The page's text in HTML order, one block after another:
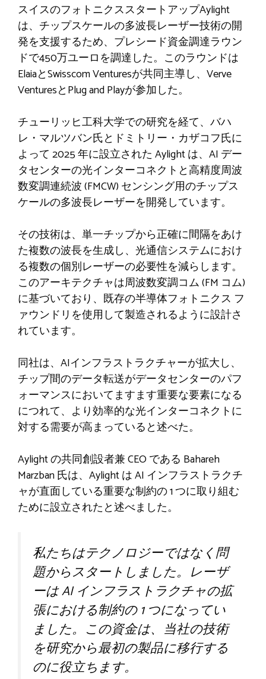
スイスのフォトニクススタートアップAylight
は、チップスケールの多波長レーザー技術の開
発を支援するため、プレシード資金調達ラウン
ドで450万ユーロを調達した。このラウンドは
ElaiaとSwisscom Venturesが共同主導し、Verve
VenturesとPlug and Playが参加した。
チューリッヒ工科大学での研究を経て、バハ
レ・マルツバン氏とドミトリー・カザコフ氏に
よって 2025 年に設立された Aylight は、AI デー
タセンターの光インターコネクトと高精度周波
数変調連続波 (FMCW) センシング用のチップス
ケールの多波長レーザーを開発しています。
その技術は、単一チップから正確に間隔をあけ
た複数の波長を生成し、光通信システムにおけ
る複数の個別レーザーの必要性を減らします。
このアーキテクチャは周波数変調コム (FM コム)
に基づいており、既存の半導体フォトニクス フ
ァウンドリを使用して製造されるように設計さ
れています。
同社は、AIインフラストラクチャーが拡大し、
チップ間のデータ転送がデータセンターのパフ
ォーマンスにおいてますます重要な要素になる
につれて、より効率的な光インターコネクトに
対する需要が高まっていると述べた。
Aylight の共同創設者兼 CEO である Bahareh
Marzban 氏は、Aylight は AI インフラストラクチ
ャが直面している重要な制約の 1 つに取り組む
ために設立されたと述べました。
私たちはテクノロジーではなく問
題からスタートしました。レーザ
ーは AI インフラストラクチャの拡
張における制約の 1 つになってい
ました。この資金は、当社の技術
を研究から最初の製品に移行する
のに役立ちます。